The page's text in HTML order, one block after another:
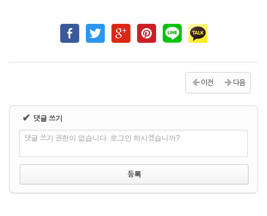
이전 다음
✔ 댓글 쓰기
댓글 쓰기 권한이 없습니다. 로그인 하시겠습니까?